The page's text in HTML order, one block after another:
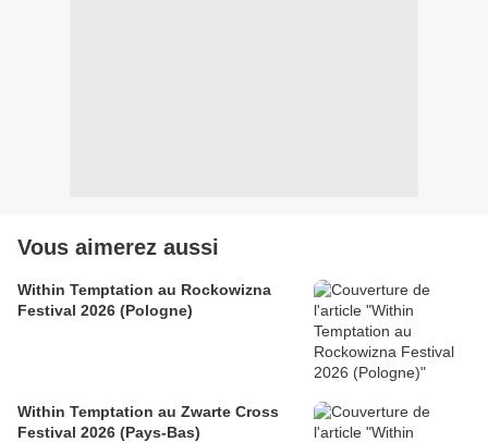
Vous aimerez aussi
Within Temptation au Rockowizna
Festival 2026 (Pologne)
Within Temptation au Zwarte Cross
Festival 2026 (Pays-Bas)